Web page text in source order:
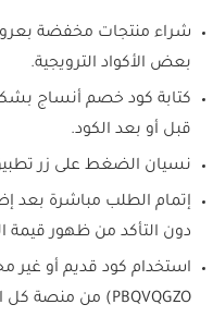
شراء منتجات مخفضة
بعض الأكواد الترويجية.
كتابة كود خصم أنساج
قبل أو بعد الكود.
نسيان الضغط على زر تطبيق
إتمام الطلب مباشرة بعد
دون التأكد من ظهور قيمة
PBQVQGZO) من منصة كل الكوبونات.